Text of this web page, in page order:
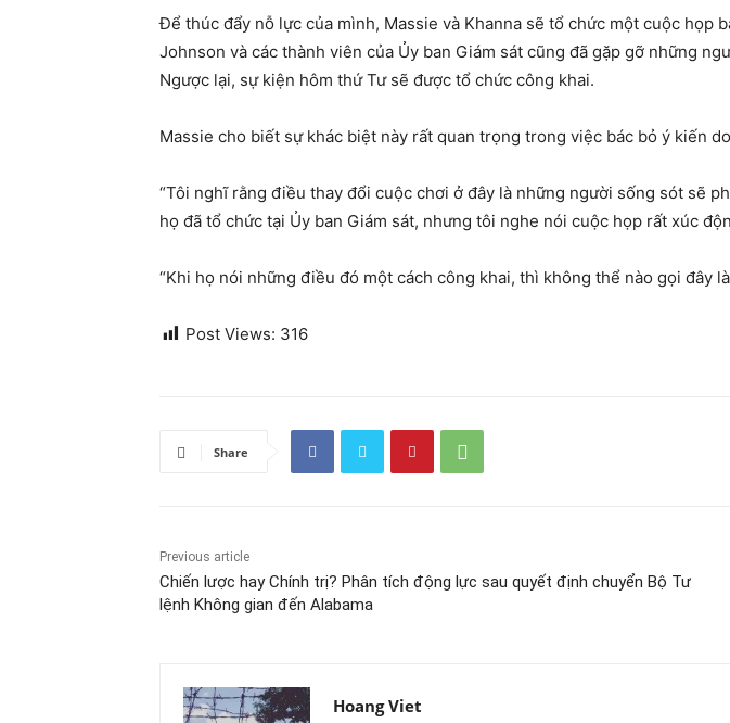
Để thúc đẩy nỗ lực của mình, Massie và Khanna sẽ tổ chức một cuộc họp
Johnson và các thành viên của Ủy ban Giám sát cũng đã gặp gỡ những
Ngược lại, sự kiện hôm thứ Tư sẽ được tổ chức công khai.
Massie cho biết sự khác biệt này rất quan trọng trong việc bác bỏ ý kiến
“Tôi nghĩ rằng điều thay đổi cuộc chơi ở đây là những người sống sót sẽ
họ đã tổ chức tại Ủy ban Giám sát, nhưng tôi nghe nói cuộc họp rất xúc
“Khi họ nói những điều đó một cách công khai, thì không thể nào gọi đây
Post Views: 316
Share
Previous article
Chiến lược hay Chính trị? Phân tích động lực sau quyết định chuyển Bộ Tư
lệnh Không gian đến Alabama
Hoang Viet